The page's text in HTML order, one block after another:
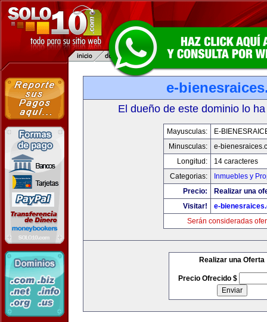
e-
El dueño de este dominio lo
Mayusculas:
E-
Minusculas:
e-
Longitud:
14 caracteres
Categorias:
Inmuebles y
Precio:
Realizar una
Visitar!
e-
Serán consideradas
Realizar una Oferta
Precio Ofrecido $